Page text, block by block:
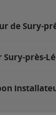
de Sury-
près-